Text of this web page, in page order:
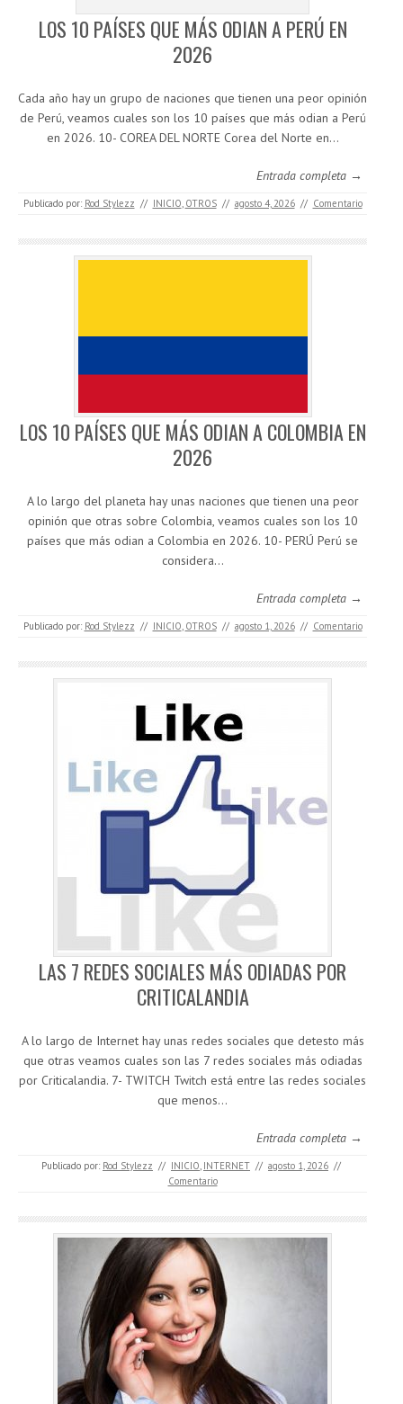
LOS 10 PAÍSES QUE MÁS ODIAN A PERÚ EN
2026
Cada año hay un grupo de naciones que tienen una peor opinión
de Perú, veamos cuales son los 10 países que más odian a Perú
en 2026. 10- COREA DEL NORTE Corea del Norte en…
Entrada completa →
Publicado por: Rod Stylezz // INICIO, OTROS // agosto 4, 2026 // Comentario
LOS 10 PAÍSES QUE MÁS ODIAN A COLOMBIA EN
2026
A lo largo del planeta hay unas naciones que tienen una peor
opinión que otras sobre Colombia, veamos cuales son los 10
países que más odian a Colombia en 2026. 10- PERÚ Perú se
considera…
Entrada completa →
Publicado por: Rod Stylezz // INICIO, OTROS // agosto 1, 2026 // Comentario
LAS 7 REDES SOCIALES MÁS ODIADAS POR
CRITICALANDIA
A lo largo de Internet hay unas redes sociales que detesto más
que otras veamos cuales son las 7 redes sociales más odiadas
por Criticalandia. 7- TWITCH Twitch está entre las redes sociales
que menos…
Entrada completa →
Publicado por: Rod Stylezz // INICIO, INTERNET // agosto 1, 2026 //
Comentario